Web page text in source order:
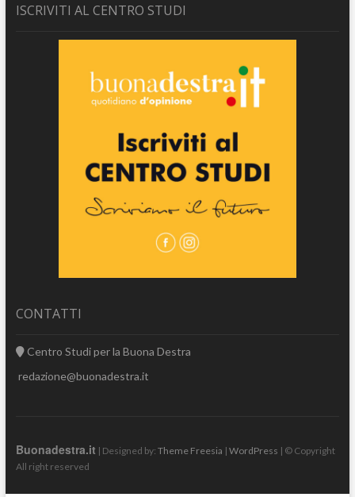
ISCRIVITI AL CENTRO STUDI
CONTATTI
Centro Studi per la Buona Destra
redazione@buonadestra.it
Buonadestra.it | Designed by: Theme Freesia | WordPress | © Copyright
All right reserved